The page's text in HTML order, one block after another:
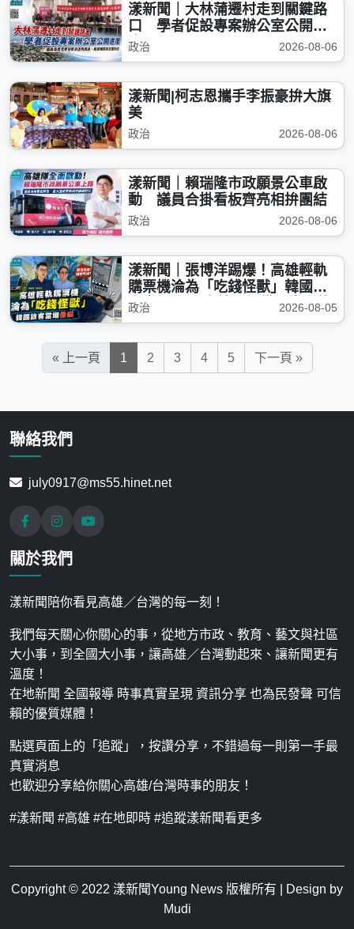
漾新聞｜大林蒲遷村走到關鍵路
口 學者促設專案辦公室公開進
度
政治 2026-08-06
漾新聞|柯志恩攜手李振豪拚大旗
美
政治 2026-08-06
漾新聞｜賴瑞隆市政願景公車啟
動 議員合掛看板齊亮相拚團結
政治 2026-08-06
漾新聞｜張博洋踢爆！高雄輕軌
購票機淪為「吃錢怪獸」韓國旅
客當場傻眼 高捷：設備異常已修
復
政治 2026-08-05
« 上一頁 1 2 3 4 5 下一頁 »
聯絡我們
july0917@ms55.hinet.net
關於我們
漾新聞陪你看見高雄／台灣的每一刻！
我們每天關心你關心的事，從地方市政、教育、藝文與社區
大小事，到全國大小事，讓高雄／台灣動起來、讓新聞更有
溫度！
在地新聞 全國報導 時事真實呈現 資訊分享 也為民發聲 可信
賴的優質媒體！
點選頁面上的「追蹤」，按讚分享，不錯過每一則第一手最
真實消息
也歡迎分享給你關心高雄/台灣時事的朋友！
#漾新聞 #高雄 #在地即時 #追蹤漾新聞看更多
Copyright © 2022 漾新聞Young News 版權所有 | Design by
Mudi